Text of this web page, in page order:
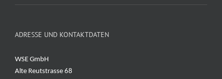
ADRESSE UND KONTAKTDATEN
WSE GmbH
Alte Reutstrasse 68